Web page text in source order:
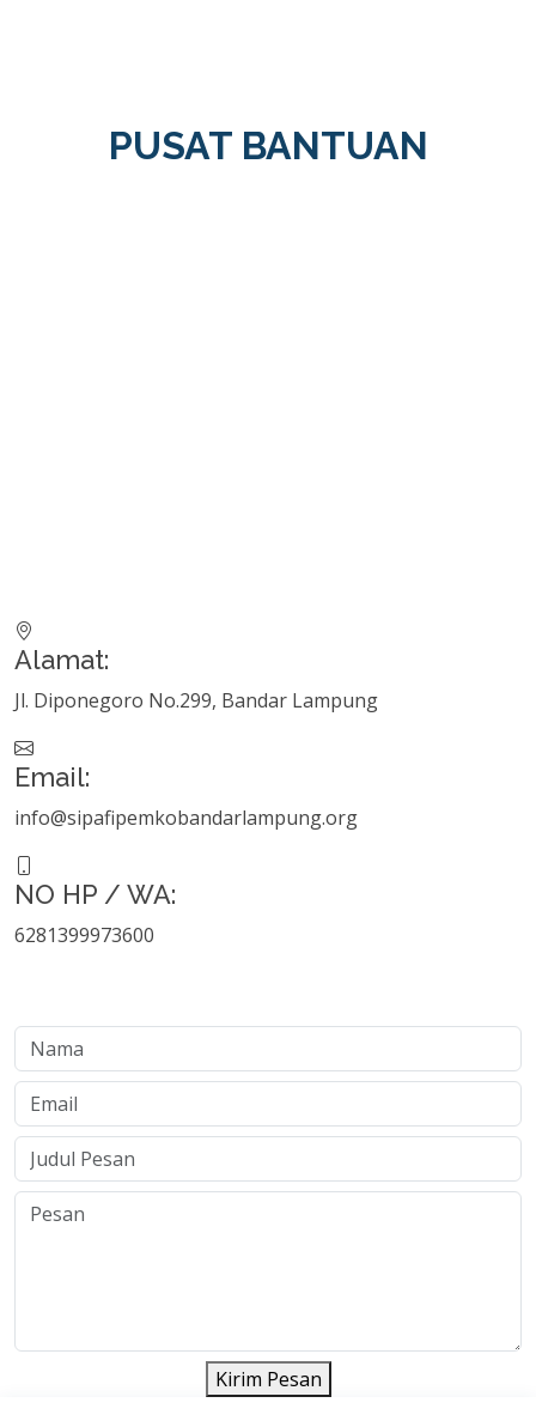
PUSAT BANTUAN
Alamat:
Jl. Diponegoro No.299, Bandar Lampung
Email:
info@sipafipemkobandarlampung.org
NO HP / WA:
6281399973600
Kirim Pesan